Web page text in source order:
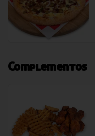
Complementos